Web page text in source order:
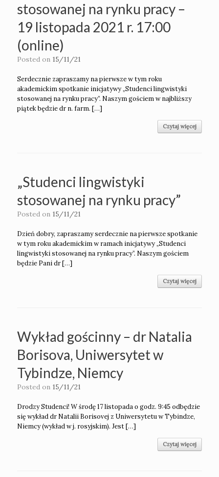
stosowanej na rynku pracy –
19 listopada 2021 r. 17:00
(online)
Posted on 15/11/21
Serdecznie zapraszamy na pierwsze w tym roku
akademickim spotkanie inicjatywy „Studenci lingwistyki
stosowanej na rynku pracy”. Naszym gościem w najbliższy
piątek będzie dr n. farm. […]
Czytaj więcej
„Studenci lingwistyki
stosowanej na rynku pracy”
Posted on 15/11/21
Dzień dobry, zapraszamy serdecznie na pierwsze spotkanie
w tym roku akademickim w ramach inicjatywy „Studenci
lingwistyki stosowanej na rynku pracy”. Naszym gościem
będzie Pani dr […]
Czytaj więcej
Wykład gościnny – dr Natalia
Borisova, Uniwersytet w
Tybindze, Niemcy
Posted on 15/11/21
Drodzy Studenci! W środę 17 listopada o godz. 9:45 odbędzie
się wykład dr Natalii Borisovej z Uniwersytetu w Tybindze,
Niemcy (wykład w j. rosyjskim). Jest […]
Czytaj więcej